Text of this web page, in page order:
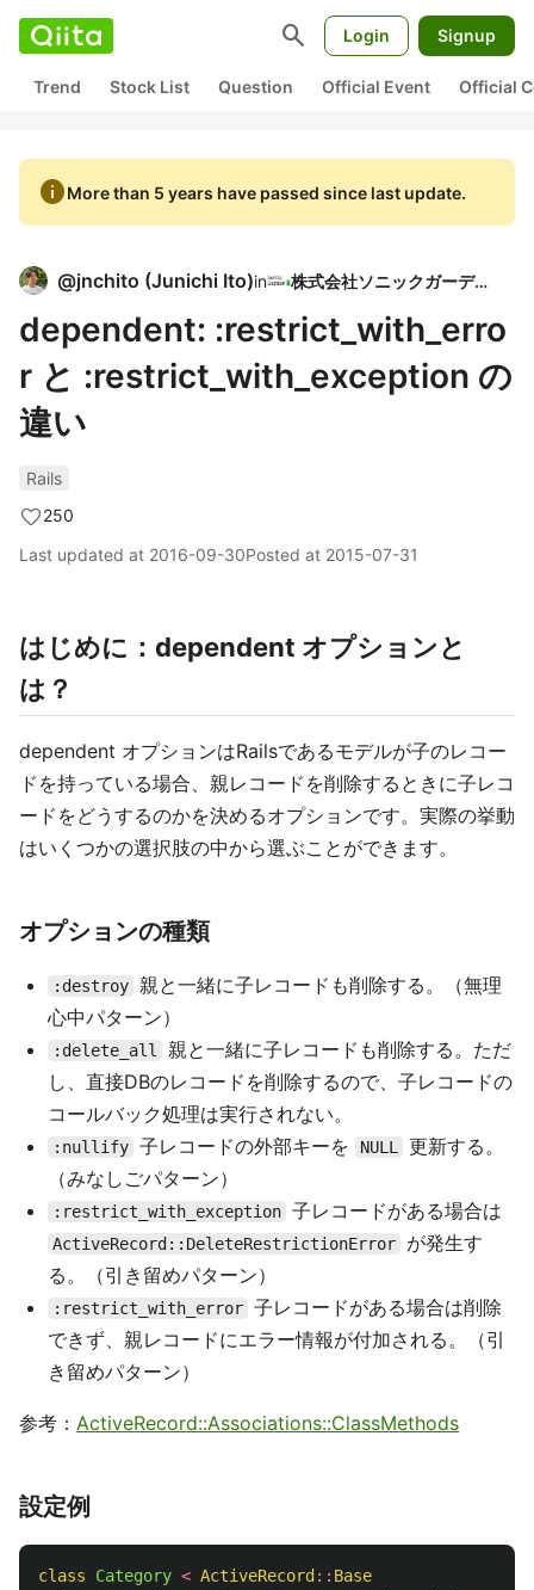
search Login Signup
Trend Stock List Question Official Event Official
infoMore than 5 years have passed since last update.
@jnchito (Junichi Ito)in 株式会社ソニックガーデン
dependent: :restrict_with_erro
r と :restrict_with_exception の
違い
Rails
250
Last updated at 2016-09-30Posted at 2015-07-31
はじめに：dependent オプションと
は？
dependent オプションはRailsであるモデルが子のレコー
ドを持っている場合、親レコードを削除するときに子レコ
ードをどうするのかを決めるオプションです。実際の挙動
はいくつかの選択肢の中から選ぶことができます。
オプションの種類
:destroy 親と一緒に子レコードも削除する。（無理
心中パターン）
:delete_all
親と一緒に子レコードも削除する。ただ
し、直接DBのレコードを削除するので、子レコードの
コールバック処理は実行されない。
:nullify 子レコードの外部キーを NULL
更新する。
（みなしごパターン）
:restrict_with_exception 子レコードがある場合は
ActiveRecord::DeleteRestrictionError
が発生す
る。（引き留めパターン）
:restrict_with_error 子レコードがある場合は削除
できず、親レコードにエラー情報が付加される。（引
き留めパターン）
参考： ActiveRecord::Associations::ClassMethods
設定例
class Category < ActiveRecord :: Base